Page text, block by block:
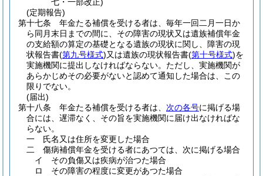
(定期報告)
第十七条
年金たる補償を受ける者は、毎年一回二月一日か
ら同月末日までの間に、その障害の現状又は遺族補償年金
の支給額の算定の基礎となる遺族の現状に関し、障害の現
状報告書(第九号様式)又は遺族の現状報告書(第十号様式)を
実施機関に提出しなければならない。 ただし、実施機関が
あらかじめその必要がないと認めて通知した場合は、この
限りでない。
(届出)
第十八条
年金たる補償を受ける者は、 次の各号に掲げる場
合には、遅滞なく、その旨を実施機関に届け出なければな
らない。
一
氏名又は住所を変更した場合
二
傷病補償年金を受ける者にあつては、次に掲げる場合
イ
その負傷又は疾病が治つた場合
ロ
その障害の程度に変更があつた場合